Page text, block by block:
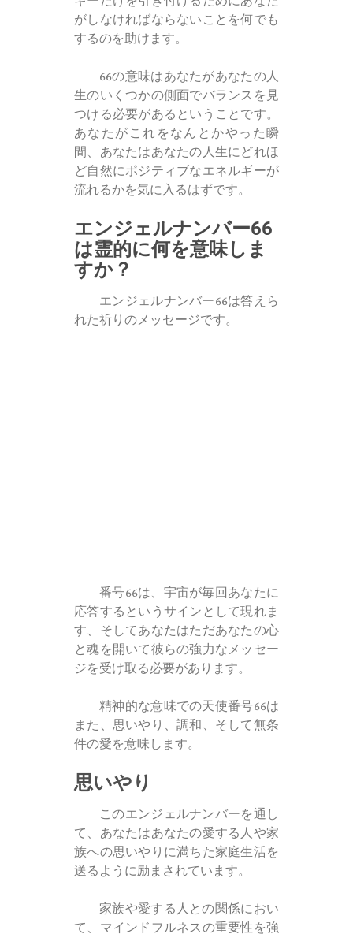
がしなければならないことを何でも
するのを助けます。
66の意味はあなたがあなたの人
生のいくつかの側面でバランスを見
つける必要があるということです。
あなたがこれをなんとかやった瞬
間、あなたはあなたの人生にどれほ
ど自然にポジティブなエネルギーが
流れるかを気に入るはずです。
エンジェルナンバー66
は霊的に何を意味しま
すか？
エンジェルナンバー66は答えら
れた祈りのメッセージです。
番号66は、宇宙が毎回あなたに
応答するというサインとして現れま
す、そしてあなたはただあなたの心
と魂を開いて彼らの強力なメッセー
ジを受け取る必要があります。
精神的な意味での天使番号66は
また、思いやり、調和、そして無条
件の愛を意味します。
思いやり
このエンジェルナンバーを通し
て、あなたはあなたの愛する人や家
族への思いやりに満ちた家庭生活を
送るように励まされています。
家族や愛する人との関係におい
て、マインドフルネスの重要性を強